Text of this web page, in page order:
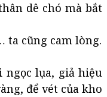
dê chó mà bắt
ta cũng cam lòng.
ngọc lụa, giả hiệu
để vét của kho